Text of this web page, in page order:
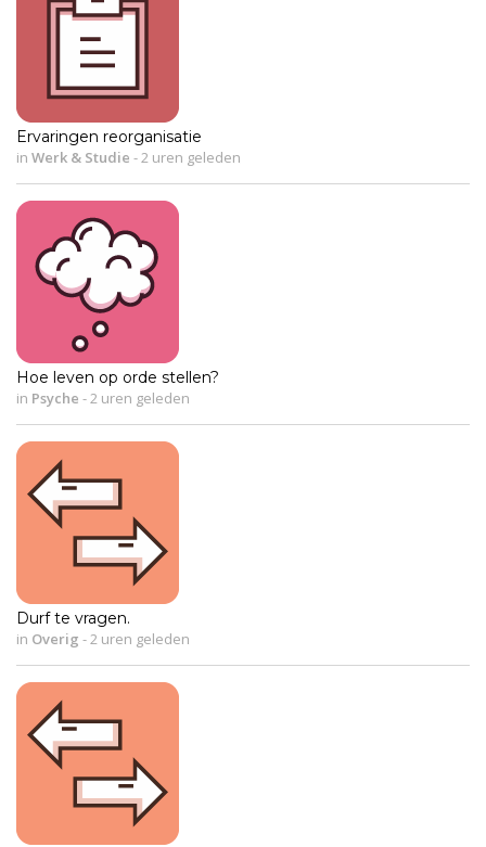
Ervaringen reorganisatie
in Werk & Studie - 2 uren geleden
Hoe leven op orde stellen?
in Psyche - 2 uren geleden
Durf te vragen.
in Overig - 2 uren geleden